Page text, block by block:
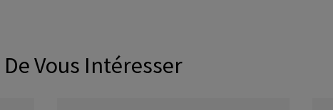
Vous Intéresser